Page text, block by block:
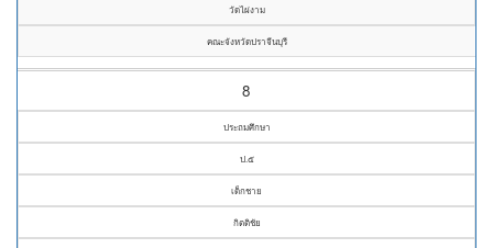
วัดไผ่งาม
คณะจังหวัดปราจีนบุรี
8
ประถมศึกษา
ป.๕
เด็กชาย
กิตติชัย